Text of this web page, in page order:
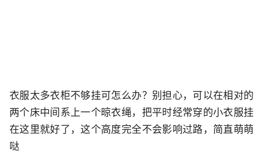
衣服太多衣柜不够挂可怎么办？别担心，可以在相对的
两个床中间系上一个晾衣绳，把平时经常穿的小衣服挂
在这里就好了，这个高度完全不会影响过路，简直萌萌
哒